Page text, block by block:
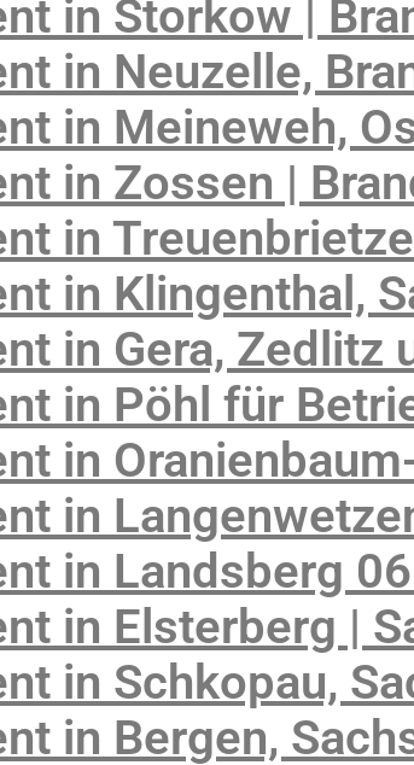
in Storkow |
in Neuzelle,
in Meineweh,
in Zossen |
in
in Klingenthal,
in Gera, Zedlitz
in Pöhl für
in
in
in Landsberg
in Elsterberg |
in Schkopau,
in Bergen,